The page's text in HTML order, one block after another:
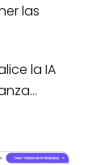
las
la IA